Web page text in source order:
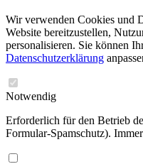
Wir verwenden Cookies und
Website bereitzustellen,
personalisieren. Sie können
Datenschutzerklärung
Notwendig
Erforderlich für den Betrieb
Formular-Spamschutz).